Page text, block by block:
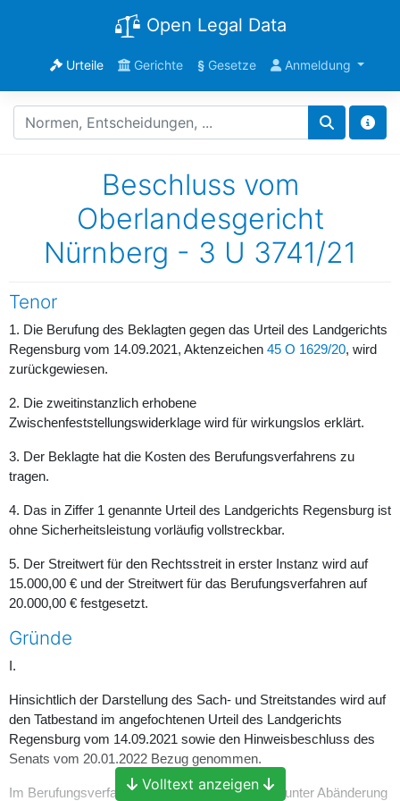
Open Legal Data
Urteile Gerichte §Gesetze Anmeldung
Beschluss vom
Oberlandesgericht
Nürnberg - 3 U 3741/21
Tenor
1. Die Berufung des Beklagten gegen das Urteil des Landgerichts
Regensburg vom 14.09.2021, Aktenzeichen 45 O 1629/20, wird
zurückgewiesen.
2. Die zweitinstanzlich erhobene
Zwischenfeststellungswiderklage wird für wirkungslos erklärt.
3. Der Beklagte hat die Kosten des Berufungsverfahrens zu
tragen.
4. Das in Ziffer 1 genannte Urteil des Landgerichts Regensburg ist
ohne Sicherheitsleistung vorläufig vollstreckbar.
5. Der Streitwert für den Rechtsstreit in erster Instanz wird auf
15.000,00 € und der Streitwert für das Berufungsverfahren auf
20.000,00 € festgesetzt.
Gründe
I.
Hinsichtlich der Darstellung des Sach- und Streitstandes wird auf
den Tatbestand im angefochtenen Urteil des Landgerichts
Regensburg vom 14.09.2021 sowie den Hinweisbeschluss des
Senats vom 20.01.2022 Bezug genommen.
Im Berufungsverfahren beantragt der Beklagte, unter Abänderung
Volltext anzeigen